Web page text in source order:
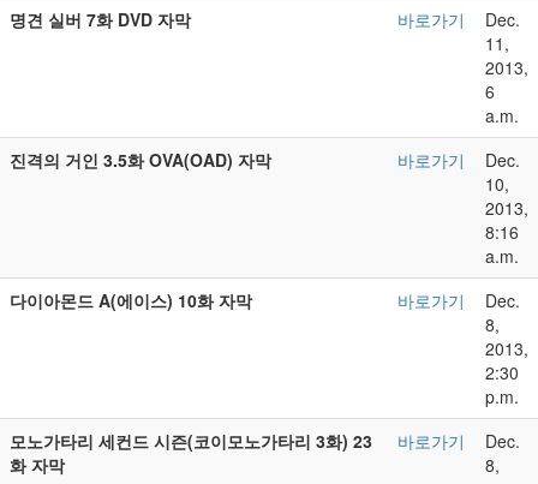
명견 실버 7화 DVD 자막
바로가기
Dec.
11,
2013,
6
a.m.
진격의 거인 3.5화 OVA(OAD) 자막
바로가기
Dec.
10,
2013,
8:16
a.m.
다이아몬드 A(에이스) 10화 자막
바로가기
Dec.
8,
2013,
2:30
p.m.
모노가타리 세컨드 시즌(코이모노가타리 3화) 23
화 자막
바로가기
Dec.
8,